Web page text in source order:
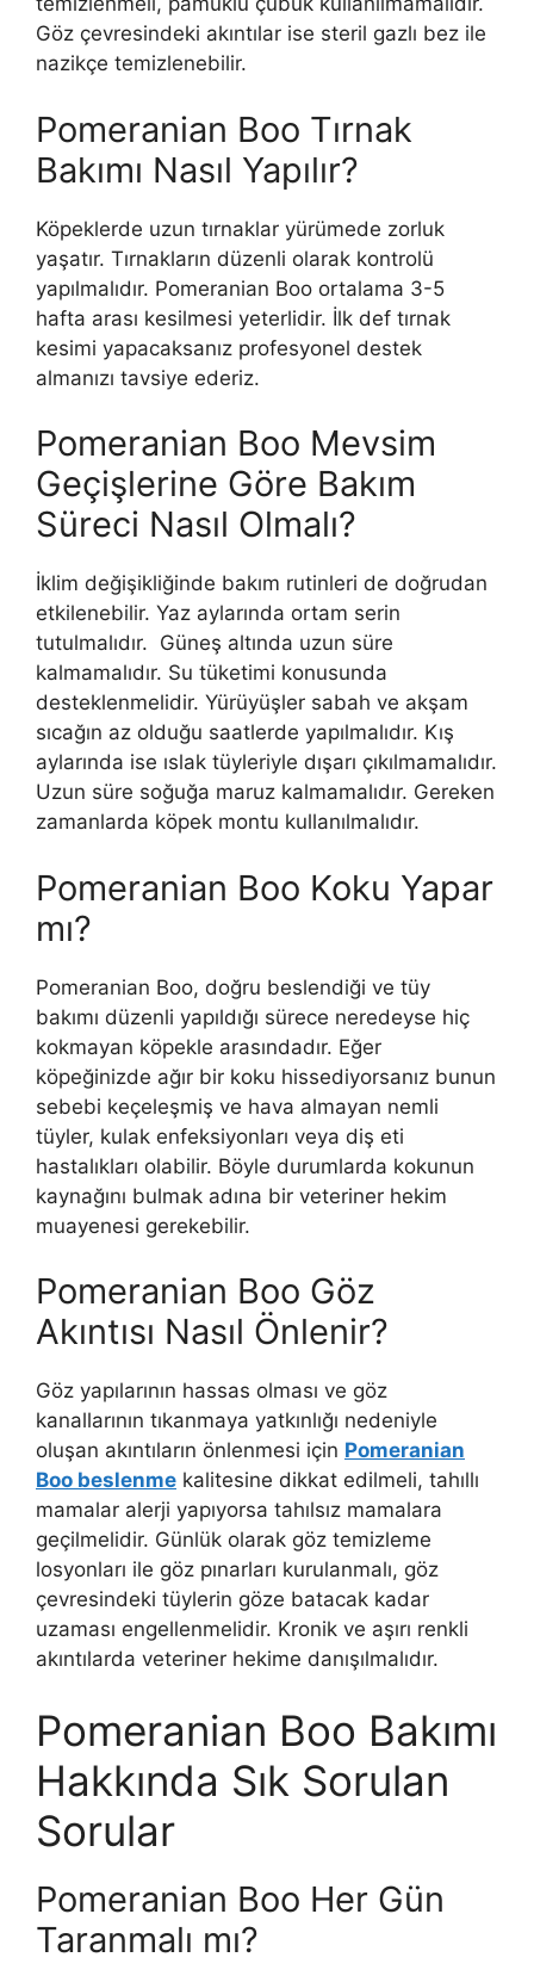
Göz çevresindeki akıntılar ise steril gazlı bez ile
nazikçe temizlenebilir.
Pomeranian Boo Tırnak
Bakımı Nasıl Yapılır?
Köpeklerde uzun tırnaklar yürümede zorluk
yaşatır. Tırnakların düzenli olarak kontrolü
yapılmalıdır. Pomeranian Boo ortalama 3-5
hafta arası kesilmesi yeterlidir. İlk def tırnak
kesimi yapacaksanız profesyonel destek
almanızı tavsiye ederiz.
Pomeranian Boo Mevsim
Geçişlerine Göre Bakım
Süreci Nasıl Olmalı?
İklim değişikliğinde bakım rutinleri de doğrudan
etkilenebilir. Yaz aylarında ortam serin
tutulmalıdır. Güneş altında uzun süre
kalmamalıdır. Su tüketimi konusunda
desteklenmelidir. Yürüyüşler sabah ve akşam
sıcağın az olduğu saatlerde yapılmalıdır. Kış
aylarında ise ıslak tüyleriyle dışarı çıkılmamalıdır.
Uzun süre soğuğa maruz kalmamalıdır. Gereken
zamanlarda köpek montu kullanılmalıdır.
Pomeranian Boo Koku Yapar
mı?
Pomeranian Boo, doğru beslendiği ve tüy
bakımı düzenli yapıldığı sürece neredeyse hiç
kokmayan köpekle arasındadır. Eğer
köpeğinizde ağır bir koku hissediyorsanız bunun
sebebi keçeleşmiş ve hava almayan nemli
tüyler, kulak enfeksiyonları veya diş eti
hastalıkları olabilir. Böyle durumlarda kokunun
kaynağını bulmak adına bir veteriner hekim
muayenesi gerekebilir.
Pomeranian Boo Göz
Akıntısı Nasıl Önlenir?
Göz yapılarının hassas olması ve göz
kanallarının tıkanmaya yatkınlığı nedeniyle
oluşan akıntıların önlenmesi için Pomeranian
Boo beslenme kalitesine dikkat edilmeli, tahıllı
mamalar alerji yapıyorsa tahılsız mamalara
geçilmelidir. Günlük olarak göz temizleme
losyonları ile göz pınarları kurulanmalı, göz
çevresindeki tüylerin göze batacak kadar
uzaması engellenmelidir. Kronik ve aşırı renkli
akıntılarda veteriner hekime danışılmalıdır.
Pomeranian Boo Bakımı
Hakkında Sık Sorulan
Sorular
Pomeranian Boo Her Gün
Taranmalı mı?